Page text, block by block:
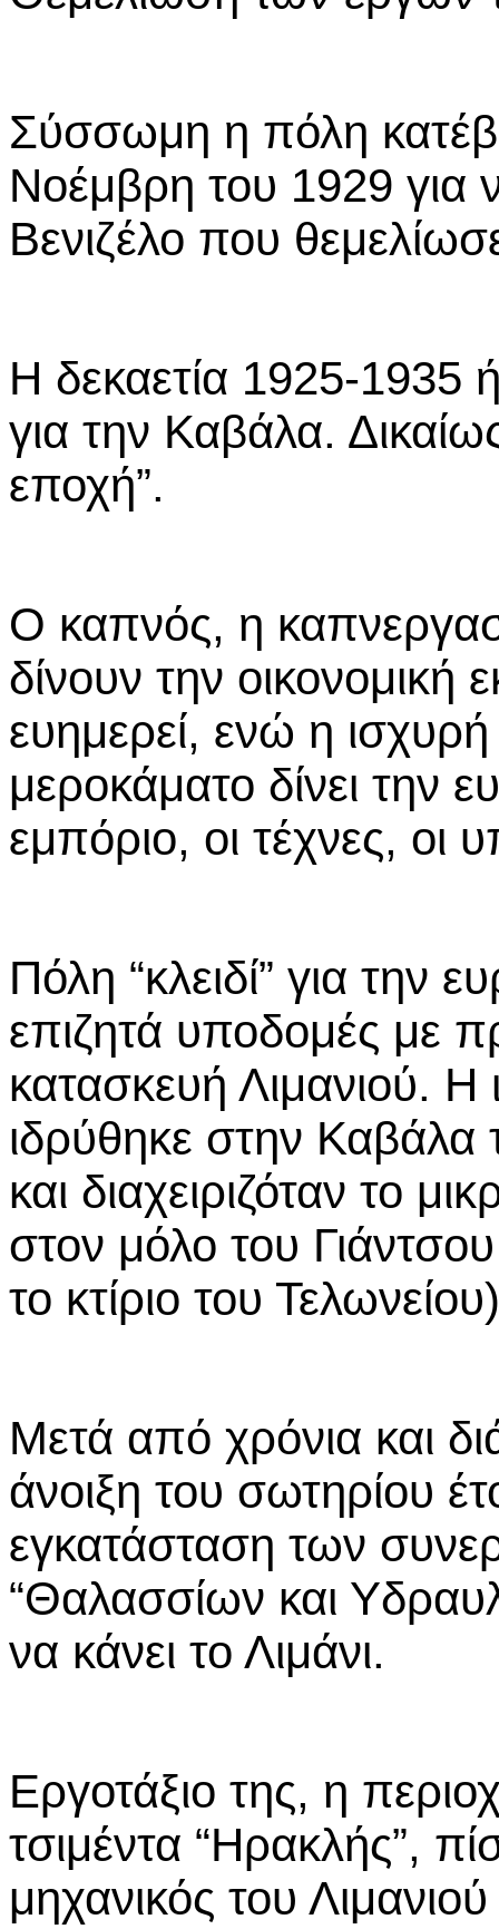
Σύσσωμη η πόλη
Νοέμβρη του 1929 για
Βενιζέλο που
Η δεκαετία 1925-1935
για την Καβάλα.
εποχή”.
Ο καπνός, η
δίνουν την
ευημερεί, ενώ η
μεροκάματο δίνει την
εμπόριο, οι τέχνες, οι
Πόλη “κλειδί” για την
επιζητά υποδομές με
κατασκευή Λιμανιού. Η
ιδρύθηκε στην Καβάλα
και διαχειριζόταν το
στον μόλο του
το κτίριο του
Μετά από χρόνια και
άνοιξη του σωτηρίου
εγκατάσταση των
“Θαλασσίων και
να κάνει το Λιμάνι.
Εργοτάξιο της, η
τσιμέντα “Ηρακλής”,
μηχανικός του